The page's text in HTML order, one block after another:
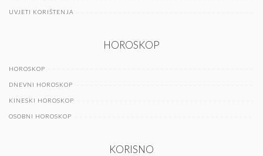
UVJETI KORIŠTENJA
HOROSKOP
HOROSKOP
DNEVNI HOROSKOP
KINESKI HOROSKOP
OSOBNI HOROSKOP
KORISNO